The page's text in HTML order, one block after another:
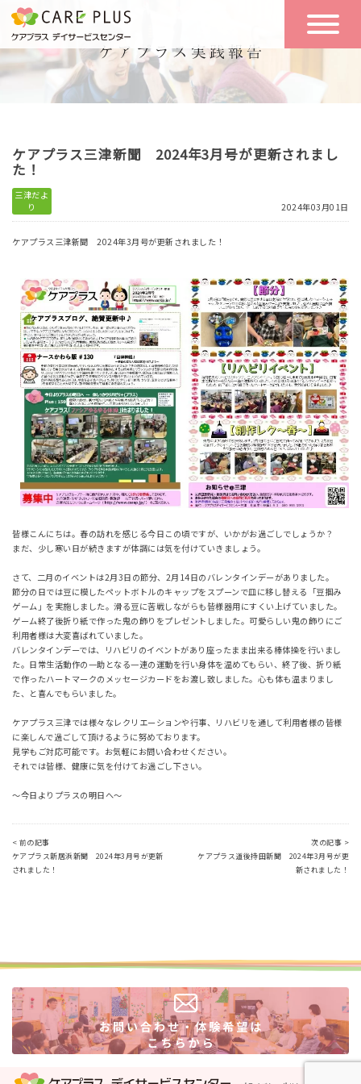
こんな方に
おすすめ
一日の流れ
一日体験
空き状況
リクルート
お問い合わせ
体験希望
ケアプラス三津新聞 2024年3月号が更新されまし
た！
三津だよ
り
2024年03月01日
ケアプラス三津新聞 2024年3月号が更新されました！
皆様こんにちは。春の訪れを感じる今日この頃ですが、いかがお過ごしでしょうか？
まだ、少し寒い日が続きますが体調には気を付けていきましょう。
さて、二月のイベントは2月3日の節分、2月14日のバレンタインデーがありました。
節分の日では豆に模したペットボトルのキャップをスプーンで皿に移し替える「豆掴み
ゲーム」を実施しました。滑る豆に苦戦しながらも皆様器用にすくい上げていました。
ゲーム終了後折り紙で作った鬼の飾りをプレゼントしました。可愛らしい鬼の飾りにご
利用者様は大変喜ばれていました。
バレンタインデーでは、リハビリのイベントがあり座ったまま出来る棒体操を行いまし
た。日常生活動作の一助となる一連の運動を行い身体を温めてもらい、終了後、折り紙
で作ったハートマークのメッセージカードをお渡し致しました。心も体も温まりまし
た、と喜んでもらいました。
ケアプラス三津では様々なレクリエーションや行事、リハビリを通して利用者様の皆様
に楽しんで過ごして頂けるように努めております。
見学もご対応可能です。お気軽にお問い合わせください。
それでは皆様、健康に気を付けてお過ごし下さい。
～今日よりプラスの明日へ～
< 前の記事
ケアプラス新居浜新聞 2024年3月号が更新
されました！
次の記事 >
ケアプラス道後持田新聞 2024年3月号が更
新されました！